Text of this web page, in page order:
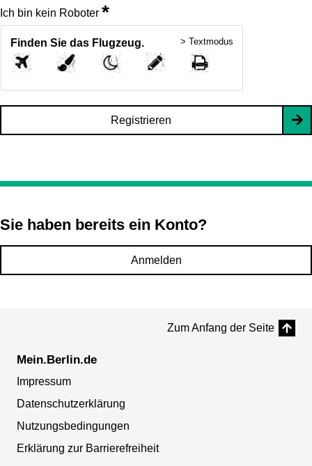
Ich bin kein Roboter *
Finden Sie das Flugzeug. > Textmodus
Registrieren
Sie haben bereits ein Konto?
Anmelden
Zum Anfang der Seite
Mein.Berlin.de
Impressum
Datenschutzerklärung
Nutzungsbedingungen
Erklärung zur Barrierefreiheit